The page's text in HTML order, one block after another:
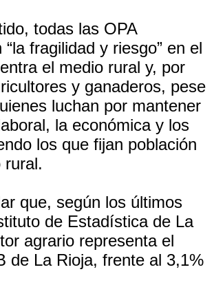
todas las OPA
fragilidad y riesgo” en el
el medio rural y, por
y ganaderos, pese
luchan por mantener
la económica y los
los que fijan población
rural.
que, según los últimos
de Estadística de La
agrario representa el
de La Rioja, frente al 3,1%